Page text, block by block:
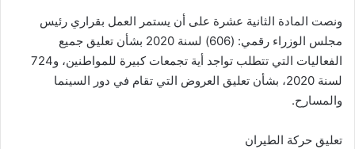
ونصت المادة الثانية عشرة على أن يستمر العمل بقراري رئيس
مجلس الوزراء رقمي: (606) لسنة 2020 بشأن تعليق جميع
الفعاليات التي تتطلب تواجد أية تجمعات كبيرة للمواطنين، و724
لسنة 2020، بشأن تعليق العروض التي تقام في دور السينما
والمسارح.
تعليق حركة الطيران